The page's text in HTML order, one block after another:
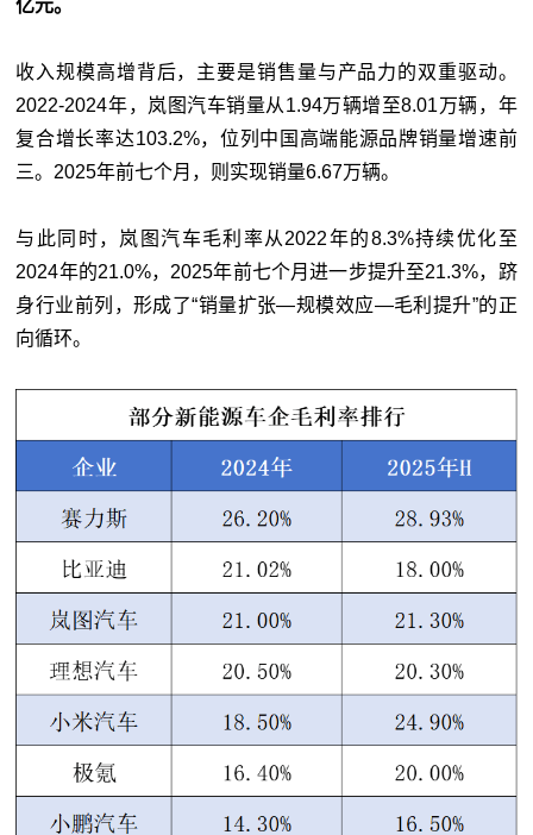
亿元。
收入规模高增背后，主要是销售量与产品力的双重驱动。
2022-2024年，岚图汽车销量从1.94万辆增至8.01万辆，年
复合增长率达103.2%，位列中国高端能源品牌销量增速前
三。2025年前七个月，则实现销量6.67万辆。
与此同时，岚图汽车毛利率从2022年的8.3%持续优化至
2024年的21.0%，2025年前七个月进一步提升至21.3%，跻
身行业前列，形成了“销量扩张—规模效应—毛利提升”的正
向循环。